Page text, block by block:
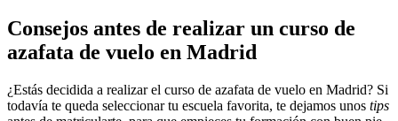
Consejos antes de realizar un curso de
azafata de vuelo en Madrid
¿Estás decidida a realizar el curso de azafata de vuelo en Madrid? Si
todavía te queda seleccionar tu escuela favorita, te dejamos unos tips